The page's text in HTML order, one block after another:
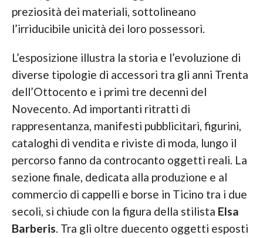
preziosità dei materiali, sottolineano
l’irriducibile unicità dei loro possessori.
L’esposizione illustra la storia e l’evoluzione di
diverse tipologie di accessori tra gli anni Trenta
dell’Ottocento e i primi tre decenni del
Novecento. Ad importanti ritratti di
rappresentanza, manifesti pubblicitari, figurini,
cataloghi di vendita e riviste di moda, lungo il
percorso fanno da controcanto oggetti reali. La
sezione finale, dedicata alla produzione e al
commercio di cappelli e borse in Ticino tra i due
secoli, si chiude con la figura della stilista Elsa
Barberis. Tra gli oltre duecento oggetti esposti